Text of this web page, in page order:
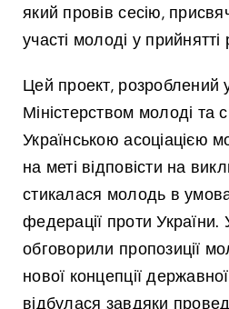
який провів сесію,
участі молоді у прийнятті
Цей проект, розроблений
Міністерством молоді та
Українською асоціацією
на меті відповісти на
стикалася молодь в
федерації проти
обговорили пропозиції
нової концепції
відбулася завдяки